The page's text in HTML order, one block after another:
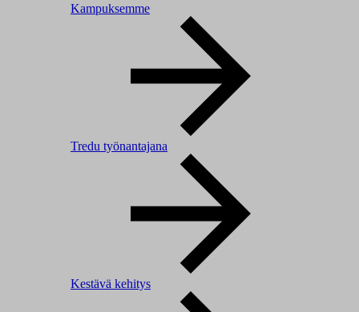
Kampuksemme
Tredu työnantajana
Kestävä kehitys